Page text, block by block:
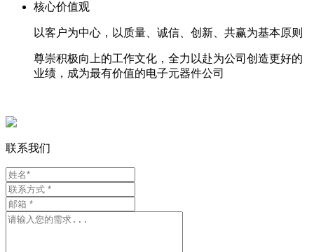
核心价值观
以客户为中心，以质量、诚信、创新、共赢为基本原则
尊崇积极向上的工作文化，全力以赴为公司创造更好的
业绩，成为最有价值的电子元器件公司
联系我们